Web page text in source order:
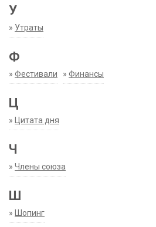
У
» Утраты
Ф
» Фестивали » Финансы
Ц
» Цитата дня
Ч
» Члены союза
Ш
» Шопинг